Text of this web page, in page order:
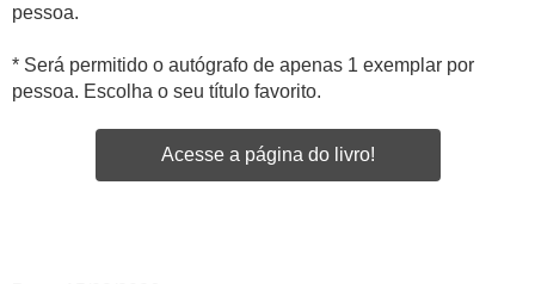
pessoa.
* Será permitido o autógrafo de apenas 1 exemplar por
pessoa. Escolha o seu título favorito.
Acesse a página do livro!